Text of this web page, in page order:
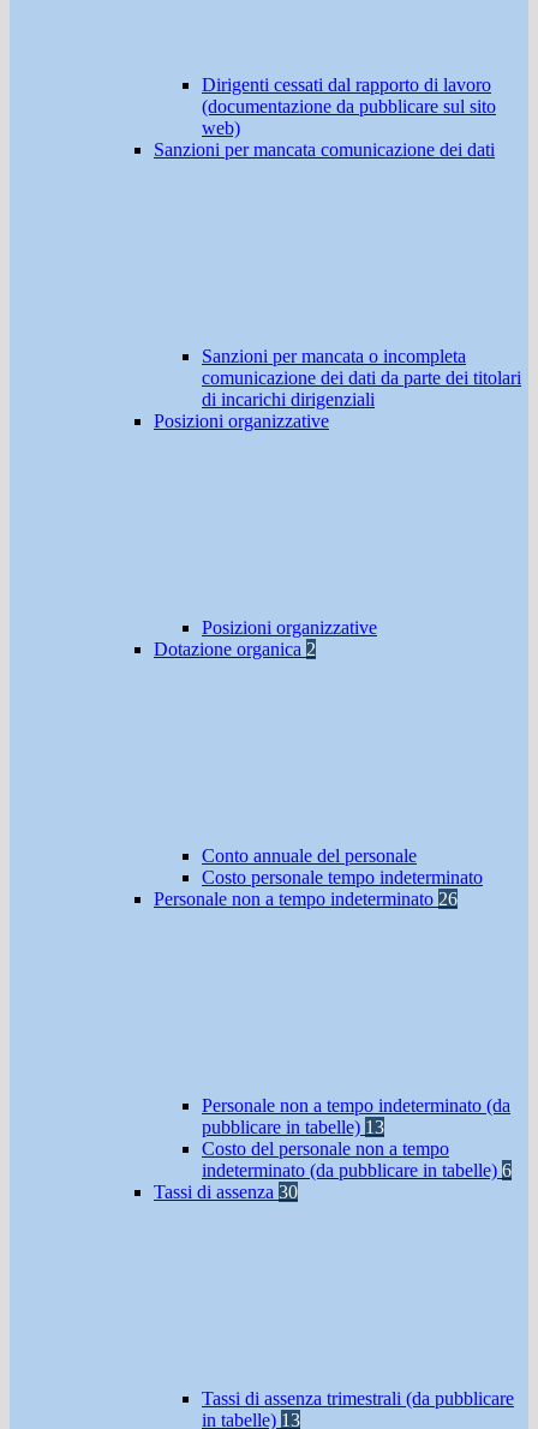
Dirigenti cessati dal rapporto di lavoro
(documentazione da pubblicare sul sito
web)
Sanzioni per mancata comunicazione dei dati
Sanzioni per mancata o incompleta
comunicazione dei dati da parte dei titolari
di incarichi dirigenziali
Posizioni organizzative
Posizioni organizzative
Dotazione organica 2
Conto annuale del personale
Costo personale tempo indeterminato
Personale non a tempo indeterminato 26
Personale non a tempo indeterminato (da
pubblicare in tabelle) 13
Costo del personale non a tempo
indeterminato (da pubblicare in tabelle) 6
Tassi di assenza 30
Tassi di assenza trimestrali (da pubblicare
in tabelle) 13